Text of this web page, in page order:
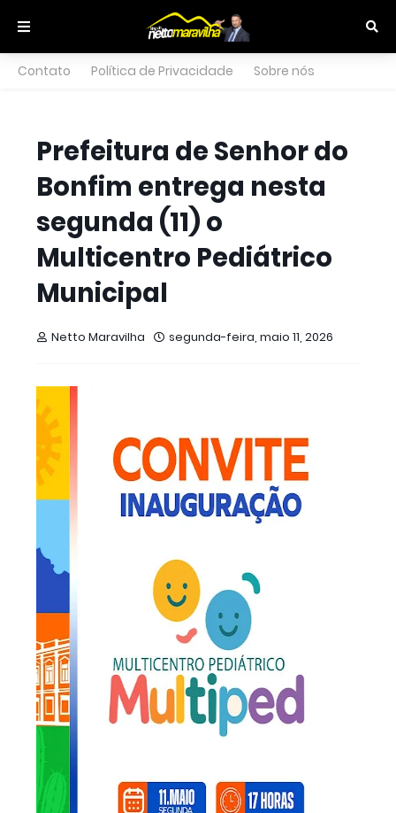
Contato Política de Privacidade Sobre nós
Prefeitura de Senhor do
Bonfim entrega nesta
segunda (11) o
Multicentro Pediátrico
Municipal
Netto Maravilha segunda-feira, maio 11, 2026